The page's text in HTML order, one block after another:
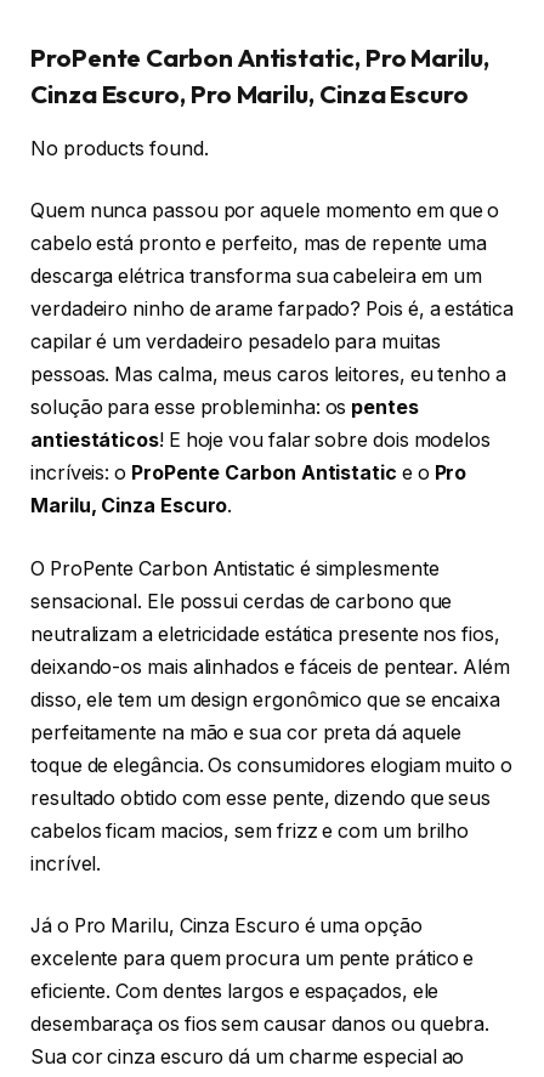
ProPente Carbon Antistatic, Pro Marilu,
Cinza Escuro, Pro Marilu, Cinza Escuro
No products found.
Quem nunca passou por aquele momento em que o
cabelo está pronto e perfeito, mas de repente uma
descarga elétrica transforma sua cabeleira em um
verdadeiro ninho de arame farpado? Pois é, a estática
capilar é um verdadeiro pesadelo para muitas
pessoas. Mas calma, meus caros leitores, eu tenho a
solução para esse probleminha: os pentes
antiestáticos! E hoje vou falar sobre dois modelos
incríveis: o ProPente Carbon Antistatic e o Pro
Marilu, Cinza Escuro.
O ProPente Carbon Antistatic é simplesmente
sensacional. Ele possui cerdas de carbono que
neutralizam a eletricidade estática presente nos fios,
deixando-os mais alinhados e fáceis de pentear. Além
disso, ele tem um design ergonômico que se encaixa
perfeitamente na mão e sua cor preta dá aquele
toque de elegância. Os consumidores elogiam muito o
resultado obtido com esse pente, dizendo que seus
cabelos ficam macios, sem frizz e com um brilho
incrível.
Já o Pro Marilu, Cinza Escuro é uma opção
excelente para quem procura um pente prático e
eficiente. Com dentes largos e espaçados, ele
desembaraça os fios sem causar danos ou quebra.
Sua cor cinza escuro dá um charme especial ao